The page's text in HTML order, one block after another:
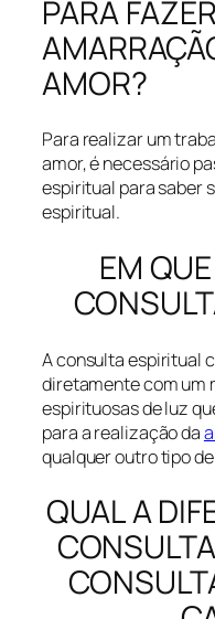
PARA
AMOR?
Para realizar um
amor, é necessário
espiritual para saber
espiritual.
EM
A consulta espiritual
diretamente com um
espirituosas de luz
para a realização da
qualquer outro tipo
QUAL A